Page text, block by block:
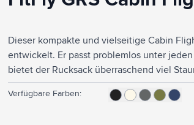
anzeigen
anzeigen
& Reisen anzeigen
& Wohnen anzeigen
Dieser kompakte und vielseitige Cabin
entwickelt. Er passt problemlos unter
bietet der Rucksack überraschend viel
sorgt. Die Außenseite besteht aus
recyceltem RPET 210D-Polyester.Das
Verfügbare Farben: